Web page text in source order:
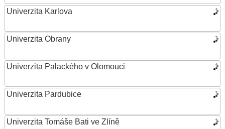
Univerzita Karlova
Univerzita Obrany
Univerzita Palackého v Olomouci
Univerzita Pardubice
Univerzita Tomáše Bati ve Zlíně